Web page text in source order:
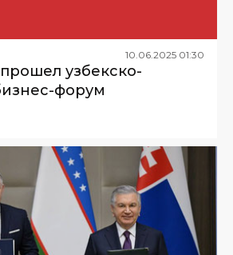
10.06.2025 01:30
узбекско-
форум